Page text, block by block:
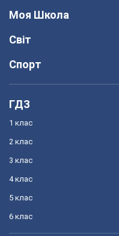
Моя Школа
Світ
Спорт
ГДЗ
1 клас
2 клас
3 клас
4 клас
5 клас
6 клас